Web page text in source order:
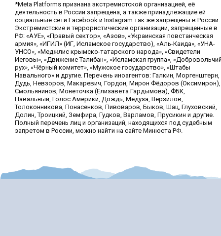
*Meta Platforms признана экстремистской организацией, её
деятельность в России запрещена, а также принадлежащие ей
социальные сети Facebook и Instagram так же запрещены в России.
Экстремистские и террористические организации, запрещенные в
РФ: «АУЕ», «Правый сектор», «Азов», «Украинская повстанческая
армия», «ИГИЛ» (ИГ, Исламское государство), «Аль-Каида», «УНА-
УНСО», «Меджлис крымско-татарского народа», «Свидетели
Иеговы», «Движение Талибан», «Исламская группа»,
рух», «Чёрный комитет», «Мужское государство», «Штабы
Навального» и другие. Перечень иноагентов: Галкин, Моргенштерн,
Дудь, Невзоров, Макаревич, Гордон, Мирон Фёдоров (Оксимирон),
Смольянинов, Монеточка (Елизавета Гардымова), ФБК,
Навальный, Голос Америки, Дождь, Медуза, Верзилов,
Толоконникова, Понасенков, Пивоваров, Быков, Шац, Глуховский,
Долин, Троицкий, Земфира, Гудков, Варламов, Прусикин и другие.
Полный перечень лиц и организаций, находящихся под судебным
запретом в России, можно найти на сайте Минюста РФ.